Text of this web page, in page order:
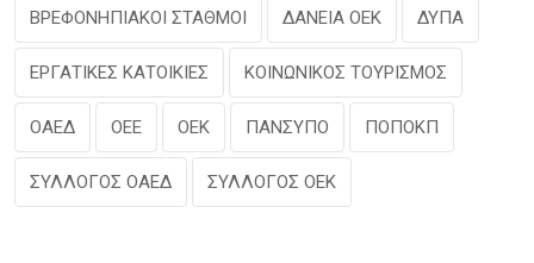
ΒΡΕΦΟΝΗΠΙΑΚΟΙ ΣΤΑΘΜΟΙ ΔΑΝΕΙΑ ΟΕΚ ΔΥΠΑ
ΕΡΓΑΤΙΚΕΣ ΚΑΤΟΙΚΙΕΣ ΚΟΙΝΩΝΙΚΟΣ ΤΟΥΡΙΣΜΟΣ
ΟΑΕΔ ΟΕΕ ΟΕΚ ΠΑΝΣΥΠΟ ΠΟΠΟΚΠ
ΣΥΛΛΟΓΟΣ ΟΑΕΔ ΣΥΛΛΟΓΟΣ ΟΕΚ